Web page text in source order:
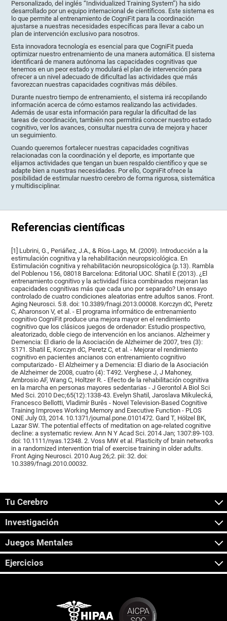
Personalizado, del inglés “Individualized Training System”) ha sido
desarrollado por un equipo internacional de científicos. Este sistema es
lo que permite al entrenamiento de CogniFit para la coordinación
ajustarse a nuestras necesidades específicas para llevar a cabo un
plan de intervención exclusivo para nosotros.
Esta innovadora tecnología es esencial para que CogniFit pueda
optimizar nuestro entrenamiento de una manera automática. El sistema
identificará de manera autónoma las capacidades cognitivas que
tenemos en un peor estado y modulará el plan de intervención para
ofrecer a un nivel adecuado de dificultad las actividades que más
favorezcan nuestras capacidades cognitivas más débiles.
Durante nuestro tiempo de entrenamiento, el sistema irá recopilando
información acerca de cómo estamos realizando las actividades.
Además de usar esta información para regular la dificultad de las
tareas de coordinación, también nos permitirá conocer nuestro estado
cognitivo, ver los avances, consultar nuestra curva de mejora y hacer
un seguimiento.
Cuando queremos fortalecer nuestras capacidades cognitivas
relacionadas con la coordinación y el deporte, es importante que
elijamos actividades que tengan un buen respaldo científico y que se
adapte bien a nuestras necesidades. Por ello, CogniFit ofrece la
posibilidad de estimular nuestro cerebro de forma rigurosa, sistemática
y multidisciplinar.
Referencias científicas
[1] Lubrini, G., Periáñez, J.A., & Ríos-Lago, M. (2009). Introducción a la
estimulación cognitiva y la rehabilitación neuropsicológica. En
Estimulación cognitiva y rehabilitación neuropsicológica (p.13). Rambla
del Poblenou 156, 08018 Barcelona: Editorial UOC. Shatil E (2013). ¿El
entrenamiento cognitivo y la actividad física combinados mejoran las
capacidades cognitivas más que cada uno por separado? Un ensayo
controlado de cuatro condiciones aleatorias entre adultos sanos. Front.
Aging Neurosci. 5:8. doi: 10.3389/fnagi.2013.00008. Korczyn dC, Peretz
C, Aharonson V, et al. - El programa informático de entrenamiento
cognitivo CogniFit produce una mejora mayor en el rendimiento
cognitivo que los clásicos juegos de ordenador: Estudio prospectivo,
aleatorizado, doble ciego de intervención en los ancianos. Alzheimer y
Demencia: El diario de la Asociación de Alzheimer de 2007, tres (3):
S171. Shatil E, Korczyn dC, Peretz C, et al. - Mejorar el rendimiento
cognitivo en pacientes ancianos con entrenamiento cognitivo
computarizado - El Alzheimer y a Demencia: El diario de la Asociación
de Alzheimer de 2008, cuatro (4): T492. Verghese J, J Mahoney,
Ambrosio AF, Wang C, Holtzer R. - Efecto de la rehabilitación cognitiva
en la marcha en personas mayores sedentarias - J Gerontol A Biol Sci
Med Sci. 2010 Dec;65(12):1338-43. Evelyn Shatil, Jaroslava Mikulecká,
Francesco Bellotti, Vladimír Burěs - Novel Television-Based Cognitive
Training Improves Working Memory and Executive Function - PLOS
ONE July 03, 2014. 10.1371/journal.pone.0101472. Gard T, Hölzel BK,
Lazar SW. The potential effects of meditation on age-related cognitive
decline: a systematic review. Ann N Y Acad Sci. 2014 Jan; 1307:89-103.
doi: 10.1111/nyas.12348. 2. Voss MW et al. Plasticity of brain networks
in a randomized intervention trial of exercise training in older adults.
Front Aging Neurosci. 2010 Aug 26;2. pii: 32. doi:
10.3389/fnagi.2010.00032.
Tu Cerebro
Investigación
Juegos Mentales
Ejercicios